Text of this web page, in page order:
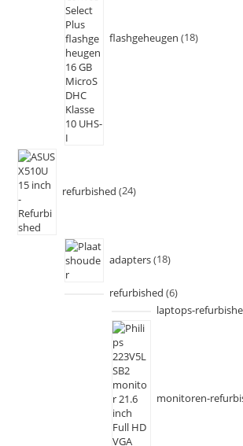
flashgeheugen 18
refurbished 24
adapters 18
refurbished 6
laptops-
monitoren-